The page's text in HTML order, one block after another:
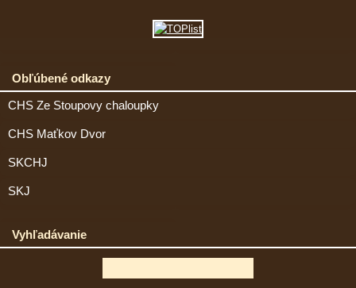
Obľúbené odkazy
CHS Ze Stoupovy chaloupky
CHS Maťkov Dvor
SKCHJ
SKJ
Vyhľadávanie